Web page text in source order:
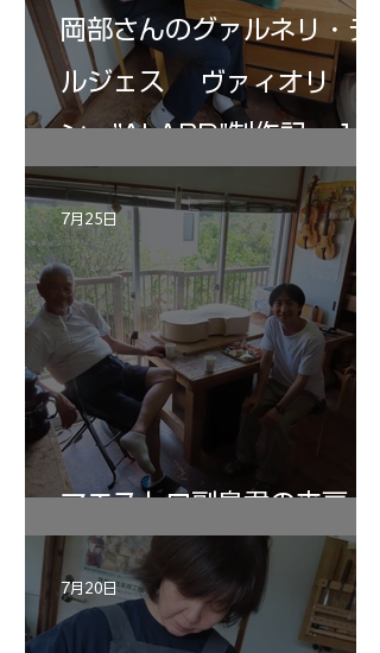
岡部さんのグァルネリ・デ
ルジェス ヴァィオリ
ン ”ALARD"制作記 １2
マエストロ副島君の来房
7月25日
7月20日